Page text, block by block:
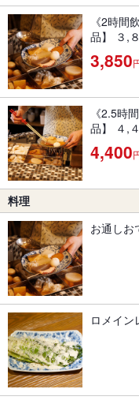
《2時間
品】 ３,
3,850
《2.5時
品】 ４,
4,400
料理
お通しお
ロメイン